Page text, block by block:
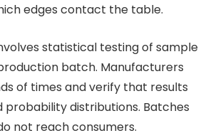
edges contact the table.
statistical testing of sample
batch. Manufacturers
of times and verify that results
distributions. Batches
not reach consumers.